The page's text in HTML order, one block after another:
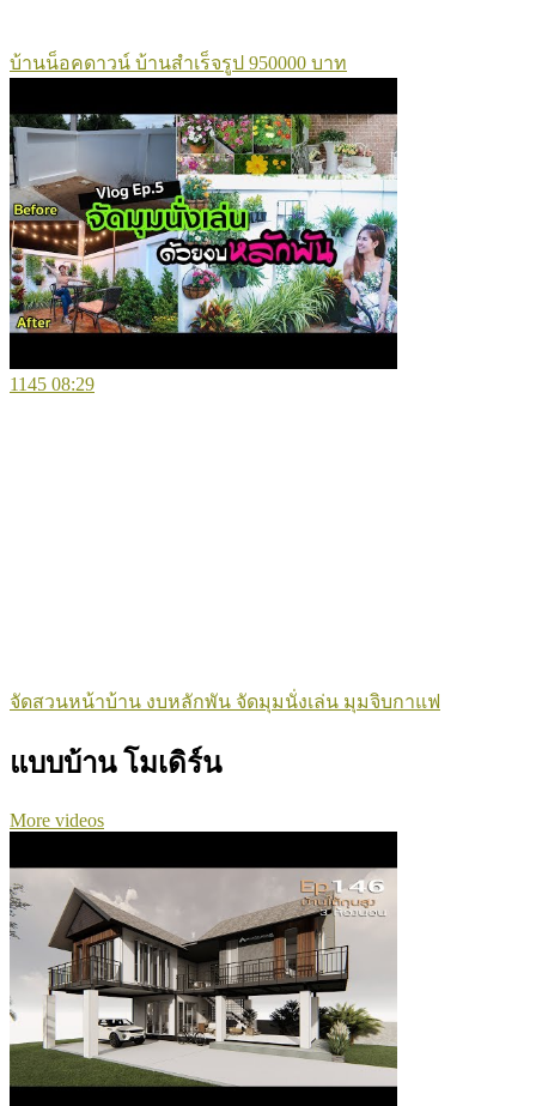
บ้านน็อคดาวน์ บ้านสำเร็จรูป 950000 บาท
1145 08:29
จัดสวนหน้าบ้าน งบหลักพัน จัดมุมนั่งเล่น มุมจิบกาแฟ
แบบบ้าน โมเดิร์น
More videos